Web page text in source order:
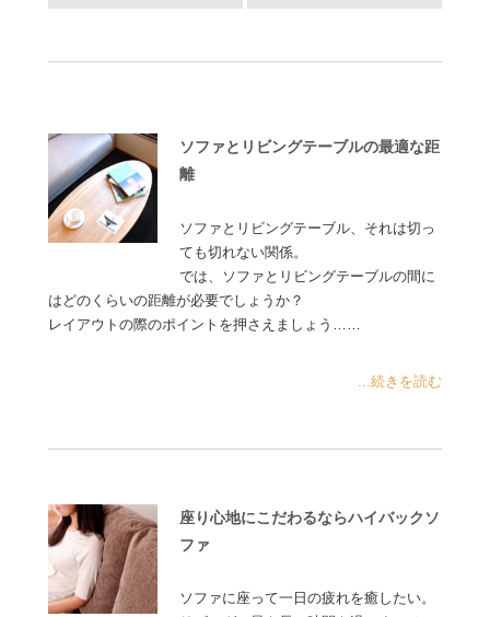
ソファとリビングテーブルの最適な距
離
ソファとリビングテーブル、それは切っ
ても切れない関係。
では、ソファとリビングテーブルの間に
はどのくらいの距離が必要でしょうか？
レイアウトの際のポイントを押さえましょう……
...続きを読む
座り心地にこだわるならハイバックソ
ファ
ソファに座って一日の疲れを癒したい。